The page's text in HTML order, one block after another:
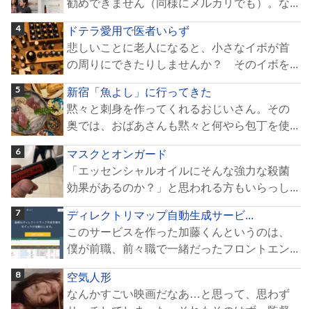
勧めできません（同様にメルカリでも）。な...
ドテラ愛用で医者いらず
悲しいことに老人になると、小さなイボが首
の周りにできたりしませんか？ そのイボを...
新宿「魚よし」に行ってきた
黙々と刺身を作ってくれるおじいさん。その
奥では、おばあさんも黙々と何やら包丁を使...
マスクとオンガード
「エッセンシャルオイルにそんな強力な殺菌
効果があるのか？」と思われる方もいらっし...
ディレクトリマップ自動生成サービ...
このサービスを作った加藤くんというのは、
僕が前職、前々職で一緒だったフロントエン...
空気人形
なんかすごい映画だなあ…と思って、思わず